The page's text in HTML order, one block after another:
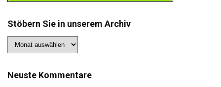
Stöbern Sie in unserem Archiv
Sie
Archiv
Neuste Kommentare